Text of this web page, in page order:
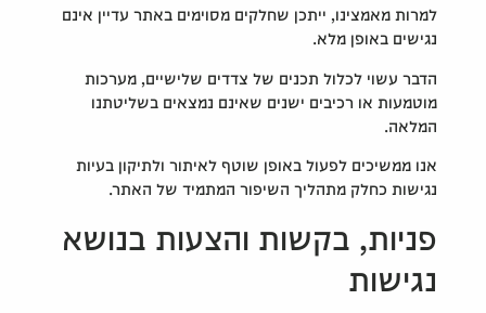
למרות מאמצינו, ייתכן שחלקים מסוימים באתר עדיין אינם
נגישים באופן מלא.
הדבר עשוי לכלול תכנים של צדדים שלישיים, מערכות
מוטמעות או רכיבים ישנים שאינם נמצאים בשליטתנו
המלאה.
אנו ממשיכים לפעול באופן שוטף לאיתור ולתיקון בעיות
נגישות כחלק מתהליך השיפור המתמיד של האתר.
פניות, בקשות והצעות בנושא
נגישות